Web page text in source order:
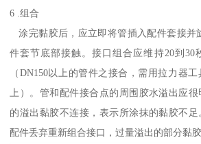
6 .组合
涂完黏胶后，应立即将管插入配件套接并
件套节底部接触。接口组合应维持20到30
（DN150以上的管件之接合，需用拉力器
上）。管和配件接合点的周围胶水溢出应
的溢出黏胶不连接，表示所涂抹的黏胶不
配件丢弃重新组合接口，过量溢出的部分黏